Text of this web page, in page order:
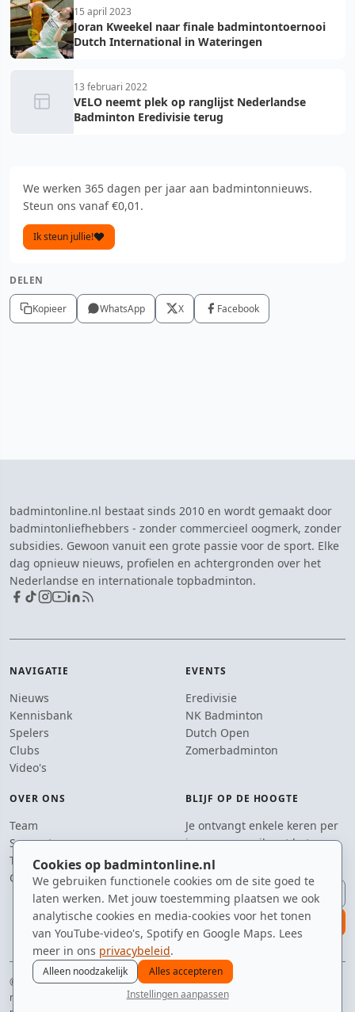
Cookies op badmintonline.nl
We gebruiken functionele cookies om de site goed te
laten werken. Met jouw toestemming plaatsen we ook
analytische cookies en media-cookies voor het tonen
van YouTube-video's, Spotify en Google Maps. Lees
meer in ons privacybeleid.
Alleen noodzakelijk
Alles accepteren
Instellingen aanpassen
15 april 2023
Joran Kweekel naar finale badmintontoernooi
Dutch International in Wateringen
13 februari 2022
VELO neemt plek op ranglijst Nederlandse
Badminton Eredivisie terug
We werken 365 dagen per jaar aan badmintonnieuws.
Steun ons vanaf €0,01.
Ik steun jullie!
DELEN
Kopieer WhatsApp X Facebook
badmintonline.nl bestaat sinds 2010 en wordt gemaakt door
badmintonliefhebbers - zonder commercieel oogmerk, zonder
subsidies. Gewoon vanuit een grote passie voor de sport. Elke
dag opnieuw nieuws, profielen en achtergronden over het
Nederlandse en internationale topbadminton.
NAVIGATIE
Nieuws
Kennisbank
Spelers
Clubs
Video's
EVENTS
Eredivisie
NK Badminton
Dutch Open
Zomerbadminton
OVER ONS
Team
Supporters
Tip de redactie
Contact
BLIJF OP DE HOOGTE
Je ontvangt enkele keren per
jaar een e-mail met het
laatste badmintonnieuws.
E-mailadres
aanmelden
© 2010–2026 badmintonline.nl · geobsedeerd door de perfecte service (net
niet te hoog)
spelers ranglijst zomer